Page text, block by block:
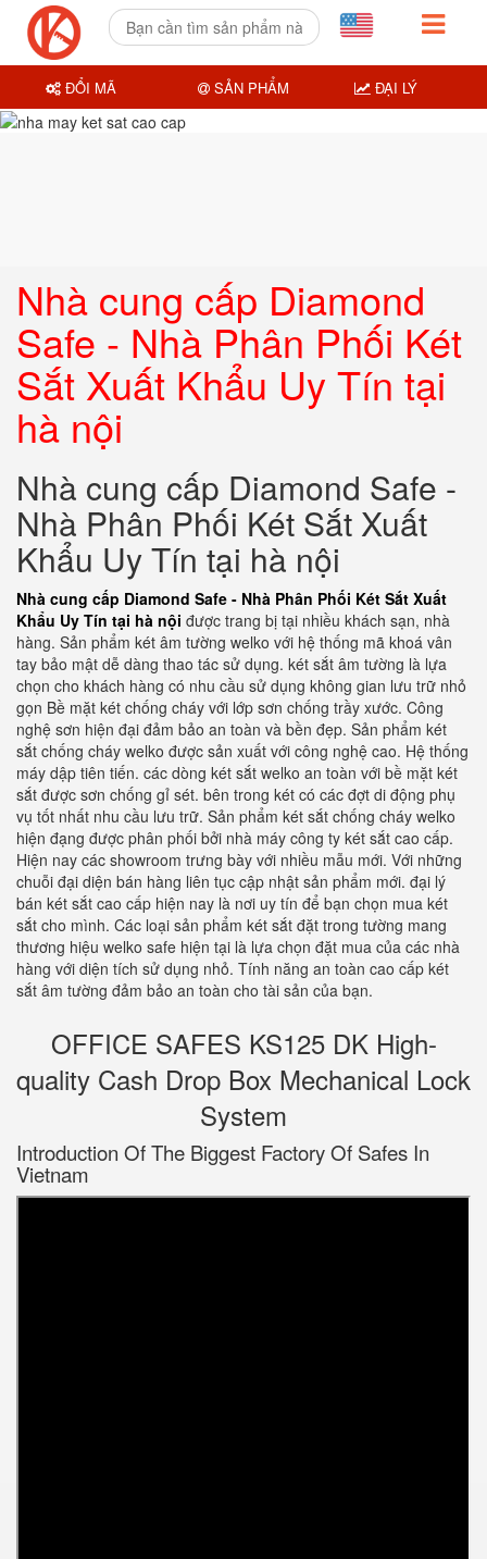
Nhà cung cấp Diamond
Safe - Nhà Phân Phối Két
Sắt Xuất Khẩu Uy Tín tại
hà nội
Nhà cung cấp Diamond Safe -
Nhà Phân Phối Két Sắt Xuất
Khẩu Uy Tín tại hà nội
Nhà cung cấp Diamond Safe - Nhà Phân Phối Két Sắt Xuất
Khẩu Uy Tín tại hà nội được trang bị tại nhiều khách sạn, nhà
hàng. Sản phẩm két âm tường welko với hệ thống mã khoá vân
tay bảo mật dễ dàng thao tác sử dụng. két sắt âm tường là lựa
chọn cho khách hàng có nhu cầu sử dụng không gian lưu trữ nhỏ
gọn Bề mặt két chống cháy với lớp sơn chống trầy xước. Công
nghệ sơn hiện đại đảm bảo an toàn và bền đẹp. Sản phẩm két
sắt chống cháy welko được sản xuất với công nghệ cao. Hệ thống
máy dập tiên tiến. các dòng két sắt welko an toàn với bề mặt két
sắt được sơn chống gỉ sét. bên trong két có các đợt di động phụ
vụ tốt nhất nhu cầu lưu trữ. Sản phẩm két sắt chống cháy welko
hiện đạng được phân phối bởi nhà máy công ty két sắt cao cấp.
Hiện nay các showroom trưng bày với nhiều mẫu mới. Với những
chuỗi đại diện bán hàng liên tục cập nhật sản phẩm mới. đại lý
bán két sắt cao cấp hiện nay là nơi uy tín để bạn chọn mua két
sắt cho mình. Các loại sản phẩm két sắt đặt trong tường mang
thương hiệu welko safe hiện tại là lựa chọn đặt mua của các nhà
hàng với diện tích sử dụng nhỏ. Tính năng an toàn cao cấp két
sắt âm tường đảm bảo an toàn cho tài sản của bạn.
OFFICE SAFES KS125 DK High-
quality Cash Drop Box Mechanical Lock
System
Introduction Of The Biggest Factory Of Safes In
Vietnam
ĐỔI MÃ SẢN PHẨM ĐẠI LÝ